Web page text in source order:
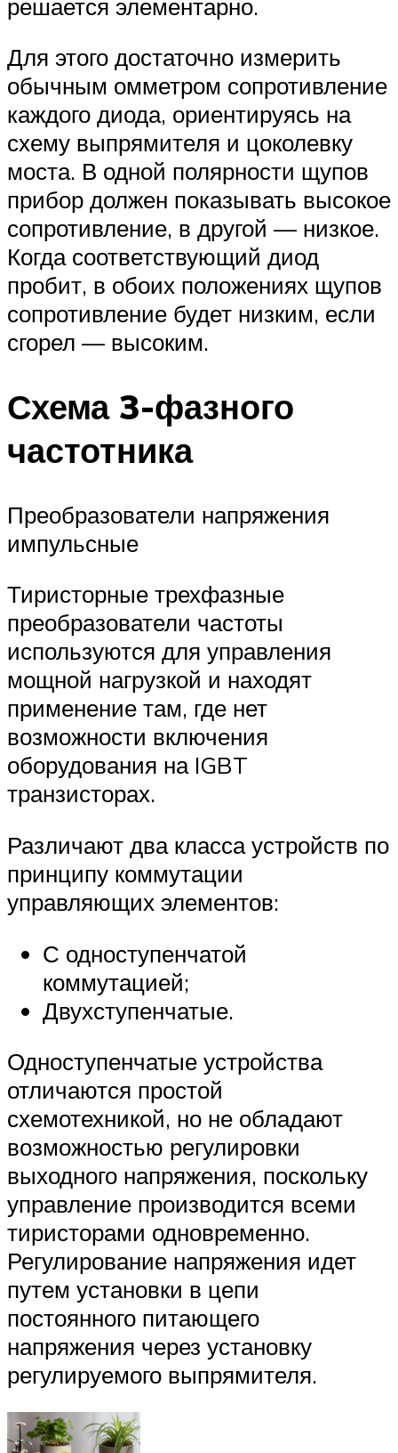
решается элементарно.
Для этого достаточно измерить
обычным омметром сопротивление
каждого диода, ориентируясь на
схему выпрямителя и цоколевку
моста. В одной полярности щупов
прибор должен показывать высокое
сопротивление, в другой — низкое.
Когда соответствующий диод
пробит, в обоих положениях щупов
сопротивление будет низким, если
сгорел — высоким.
Схема 3-фазного
частотника
Преобразователи напряжения
импульсные
Тиристорные трехфазные
преобразователи частоты
используются для управления
мощной нагрузкой и находят
применение там, где нет
возможности включения
оборудования на IGBT
транзисторах.
Различают два класса устройств по
принципу коммутации
управляющих элементов:
С одноступенчатой
коммутацией;
Двухступенчатые.
Одноступенчатые устройства
отличаются простой
схемотехникой, но не обладают
возможностью регулировки
выходного напряжения, поскольку
управление производится всеми
тиристорами одновременно.
Регулирование напряжения идет
путем установки в цепи
постоянного питающего
напряжения через установку
регулируемого выпрямителя.